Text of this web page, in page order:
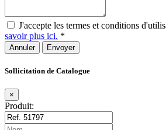
J'accepte les termes et conditions
savoir plus ici. *
Annuler
Sollicitation de Catalogue
×
Produit: